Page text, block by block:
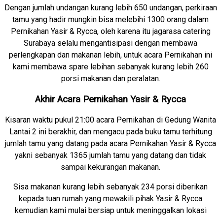
Dengan jumlah undangan kurang lebih 650 undangan, perkiraan
tamu yang hadir mungkin bisa melebihi 1300 orang dalam
Pernikahan Yasir & Rycca, oleh karena itu jagarasa catering
Surabaya selalu mengantisipasi dengan membawa
perlengkapan dan makanan lebih, untuk acara Pernikahan ini
kami membawa spare lebihan sebanyak kurang lebih 260
porsi makanan dan peralatan.
Akhir Acara Pernikahan Yasir & Rycca
Kisaran waktu pukul 21:00 acara Pernikahan di Gedung Wanita
Lantai 2 ini berakhir, dan mengacu pada buku tamu terhitung
jumlah tamu yang datang pada acara Pernikahan Yasir & Rycca
yakni sebanyak 1365 jumlah tamu yang datang dan tidak
sampai kekurangan makanan.
Sisa makanan kurang lebih sebanyak 234 porsi diberikan
kepada tuan rumah yang mewakili pihak Yasir & Rycca
kemudian kami mulai bersiap untuk meninggalkan lokasi